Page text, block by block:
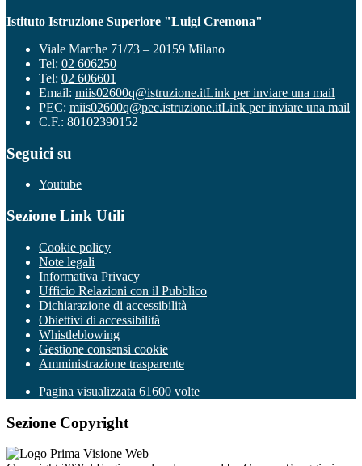
Istituto Istruzione Superiore "Luigi Cremona"
Viale Marche 71/73 – 20159 Milano
Tel: 02 606250
Tel: 02 606601
Email: miis02600q@istruzione.itLink per inviare una mail
PEC: miis02600q@pec.istruzione.itLink per inviare una mail
C.F.: 80102390152
Seguici su
Youtube
Sezione Link Utili
Cookie policy
Note legali
Informativa Privacy
Ufficio Relazioni con il Pubblico
Dichiarazione di accessibilità
Obiettivi di accessibilità
Whistleblowing
Gestione consensi cookie
Amministrazione trasparente
Pagina visualizzata 61600 volte
Sezione Copyright